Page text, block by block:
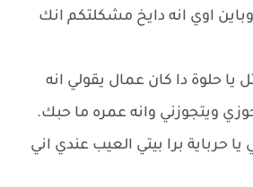
اوي انه دايخ مشكلتكم انك
يا حلوة دا كان عمال يقولي انه
ويتجوزني وانه عمره ما حبك.
حرباية برا بيتي العيب عندي اني